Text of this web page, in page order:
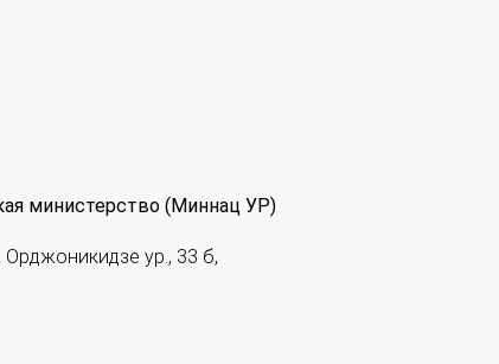
министерство (Миннац УР)
Орджоникидзе ур., 33 б,